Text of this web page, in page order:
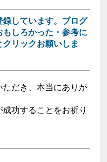
しています。ブログ
しろかった・参考に
リックお願いしま
だき、本当にありが
功することをお祈り